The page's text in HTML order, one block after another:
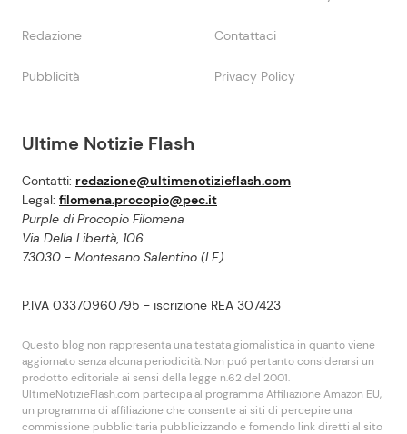
Ultime Notizie Flash
Contatti: redazione@ultimenotizieflash.com
Legal: filomena.procopio@pec.it
Purple di Procopio Filomena
Via Della Libertà, 106
73030 - Montesano Salentino (LE)
P.IVA 03370960795 - iscrizione REA 307423
Questo blog non rappresenta una testata giornalistica in quanto viene
aggiornato senza alcuna periodicità. Non puó pertanto considerarsi un
prodotto editoriale ai sensi della legge n.62 del 2001.
UltimeNotizieFlash.com partecipa al programma Affiliazione Amazon EU,
un programma di affiliazione che consente ai siti di percepire una
commissione pubblicitaria pubblicizzando e fornendo link diretti al sito
Redazione Contattaci
Pubblicità Privacy Policy